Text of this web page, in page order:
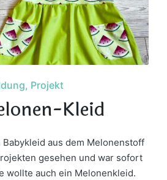
Projekt
Kleid
aus dem Melonenstoff
gesehen und war sofort
wollte auch ein Melonenkleid.